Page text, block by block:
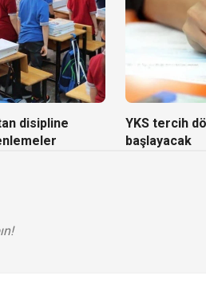
disipline
YKS tercih
başlayacak